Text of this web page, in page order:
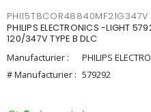
PHI15T8COR48840MF21G347V
PHILIPS ELECTRONICS -LIGHT
120/347V TYPE B DLC
Manufacturier :
PHILIPS
# Manufacturier : 579292